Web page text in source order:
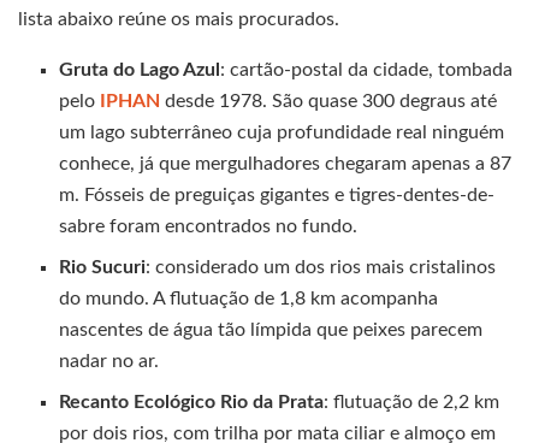
lista abaixo reúne os mais procurados.
Gruta do Lago Azul : cartão-postal da cidade, tombada
pelo
IPHAN desde 1978. São quase 300 degraus até
um lago subterrâneo cuja profundidade real ninguém
conhece, já que mergulhadores chegaram apenas a 87
m. Fósseis de preguiças gigantes e tigres-dentes-de-
sabre foram encontrados no fundo.
Rio Sucuri: considerado um dos rios mais cristalinos
do mundo. A flutuação de 1,8 km acompanha
nascentes de água tão límpida que peixes parecem
nadar no ar.
Recanto Ecológico Rio da Prata: flutuação de 2,2 km
por dois rios, com trilha por mata ciliar e almoço em